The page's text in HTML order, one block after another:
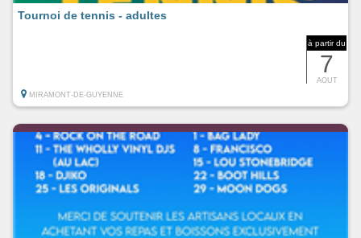
à partir du
7
AOUT
Tournoi de tennis - adultes
MIRAMONT-DE-GUYENNE